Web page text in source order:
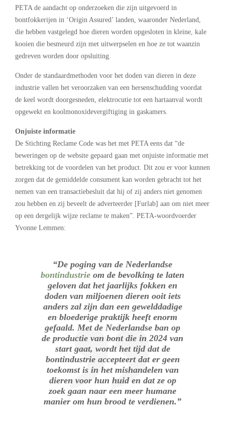
PETA de aandacht op onderzoeken die zijn uitgevoerd in
bontfokkerijen in ‘Origin Assured’ landen, waaronder Nederland,
die hebben vastgelegd hoe dieren worden opgesloten in kleine, kale
kooien die besmeurd zijn met uitwerpselen en hoe ze tot waanzin
gedreven worden door opsluiting.
Onder de standaardmethoden voor het doden van dieren in deze
industrie vallen het veroorzaken van een hersenschudding voordat
de keel wordt doorgesneden, elektrocutie tot een hartaanval wordt
opgewekt en koolmonoxidevergiftiging in gaskamers.
Onjuiste informatie
De Stichting Reclame Code was het met PETA eens dat “de
beweringen op de website gepaard gaan met onjuiste informatie met
betrekking tot de voordelen van het product. Dit zou er voor kunnen
zorgen dat de gemiddelde consument kan worden gebracht tot het
nemen van een transactiebesluit dat hij of zij anders niet genomen
zou hebben en zij beveelt de adverteerder [Furlab] aan om niet meer
op een dergelijk wijze reclame te maken”. PETA-woordvoerder
Yvonne Lemmen:
“De poging van de Nederlandse
bontindustrie om de bevolking te laten
geloven dat het jaarlijks fokken en
doden van miljoenen dieren ooit iets
anders zal zijn dan een gewelddadige
en bloederige praktijk heeft enorm
gefaald. Met de Nederlandse ban op
de productie van bont die in 2024 van
start gaat, wordt het tijd dat de
bontindustrie accepteert dat er geen
toekomst is in het mishandelen van
dieren voor hun huid en dat ze op
zoek gaan naar een meer humane
manier om hun brood te verdienen.”